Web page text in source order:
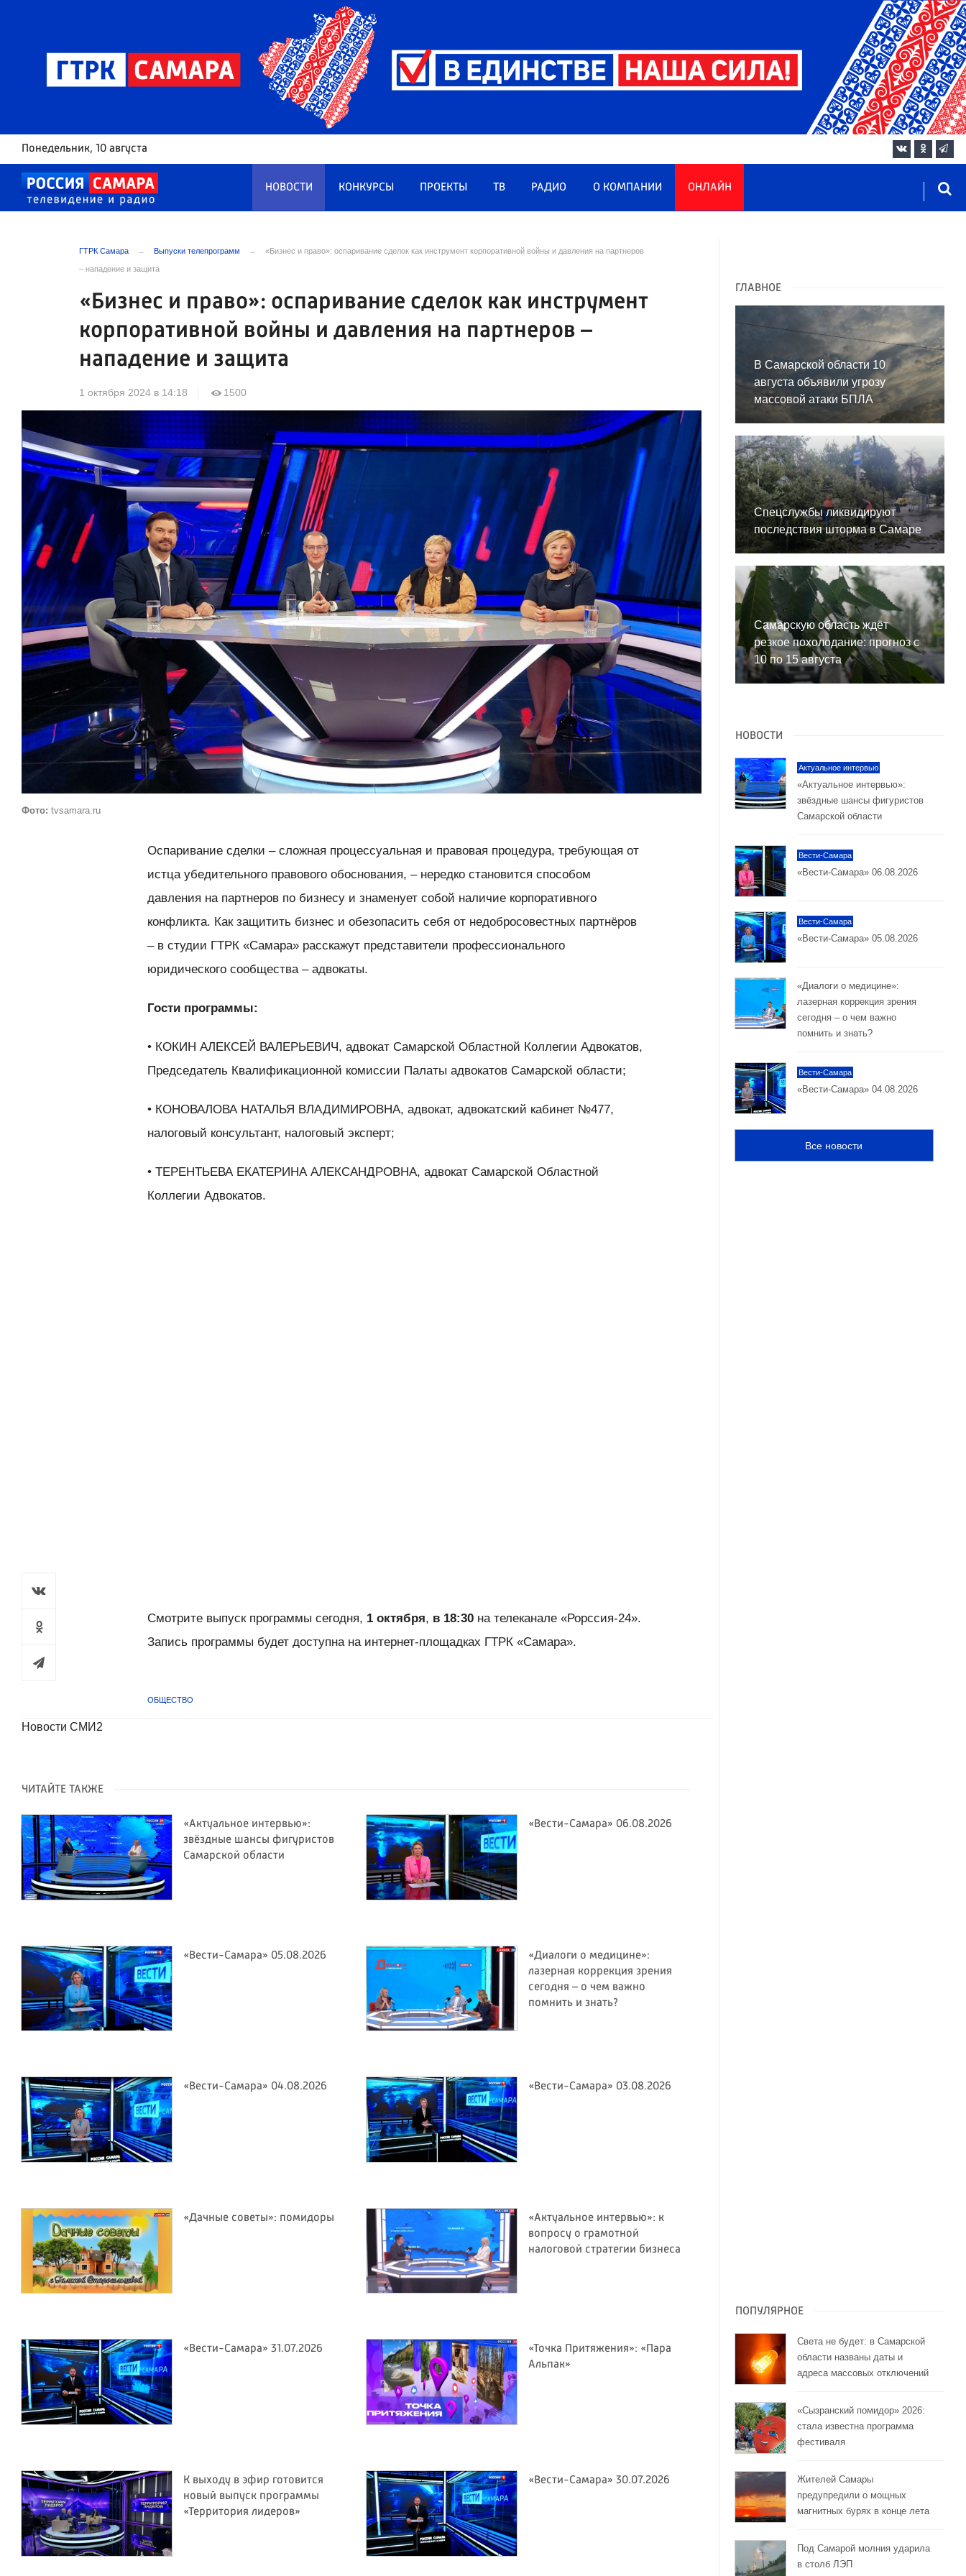
Понедельник, 10 августа
НОВОСТИ КОНКУРСЫ ПРОЕКТЫ ТВ РАДИО О КОМПАНИИ ОНЛАЙН
ГТРК Самара Выпуски телепрограмм «Бизнес и право»: оспаривание сделок как инструмент корпоративной войны и давления на партнеров
– нападение и защита
«Бизнес и право»: оспаривание сделок как инструмент
корпоративной войны и давления на партнеров –
нападение и защита
1 октября 2024 в 14:18 1500
Фото: tvsamara.ru
Оспаривание сделки – сложная процессуальная и правовая процедура, требующая от
истца убедительного правового обоснования, – нередко становится способом
давления на партнеров по бизнесу и знаменует собой наличие корпоративного
конфликта. Как защитить бизнес и обезопасить себя от недобросовестных партнёров
– в студии ГТРК «Самара» расскажут представители профессионального
юридического сообщества – адвокаты.
Гости программы:
• КОКИН АЛЕКСЕЙ ВАЛЕРЬЕВИЧ, адвокат Самарской Областной Коллегии Адвокатов,
Председатель Квалификационной комиссии Палаты адвокатов Самарской области;
• КОНОВАЛОВА НАТАЛЬЯ ВЛАДИМИРОВНА, адвокат, адвокатский кабинет №477,
налоговый консультант, налоговый эксперт;
• ТЕРЕНТЬЕВА ЕКАТЕРИНА АЛЕКСАНДРОВНА, адвокат Самарской Областной
Коллегии Адвокатов.
Смотрите выпуск программы сегодня, 1 октября, в 18:30 на телеканале «Рорссия-24».
Запись программы будет доступна на интернет-площадках ГТРК «Самара».
ОБЩЕСТВО
Новости СМИ2
ЧИТАЙТЕ ТАКЖЕ
«Актуальное интервью»:
звёздные шансы фигуристов
Самарской области
«Вести-Самара» 06.08.2026
«Вести-Самара» 05.08.2026
«Диалоги о медицине»:
лазерная коррекция зрения
сегодня – о чем важно
помнить и знать?
«Вести-Самара» 04.08.2026 «Вести-Самара» 03.08.2026
«Дачные советы»: помидоры
«Актуальное интервью»: к
вопросу о грамотной
налоговой стратегии бизнеса
«Вести-Самара» 31.07.2026
«Точка Притяжения»: «Пара
Альпак»
К выходу в эфир готовится
новый выпуск программы
«Территория лидеров»
«Вести-Самара» 30.07.2026
ГЛАВНОЕ
В Самарской области 10
августа объявили угрозу
массовой атаки БПЛА
Спецслужбы ликвидируют
последствия шторма в Самаре
Самарскую область ждёт
резкое похолодание: прогноз с
10 по 15 августа
НОВОСТИ
Актуальное интервью
«Актуальное интервью»:
звёздные шансы фигуристов
Самарской области
Вести-Самара
«Вести-Самара» 06.08.2026
Вести-Самара
«Вести-Самара» 05.08.2026
«Диалоги о медицине»:
лазерная коррекция зрения
сегодня – о чем важно
помнить и знать?
Вести-Самара
«Вести-Самара» 04.08.2026
Все новости
ПОПУЛЯРНОЕ
Света не будет: в Самарской
области названы даты и
адреса массовых отключений
«Сызранский помидор» 2026:
стала известна программа
фестиваля
Жителей Самары
предупредили о мощных
магнитных бурях в конце лета
Под Самарой молния ударила
в столб ЛЭП